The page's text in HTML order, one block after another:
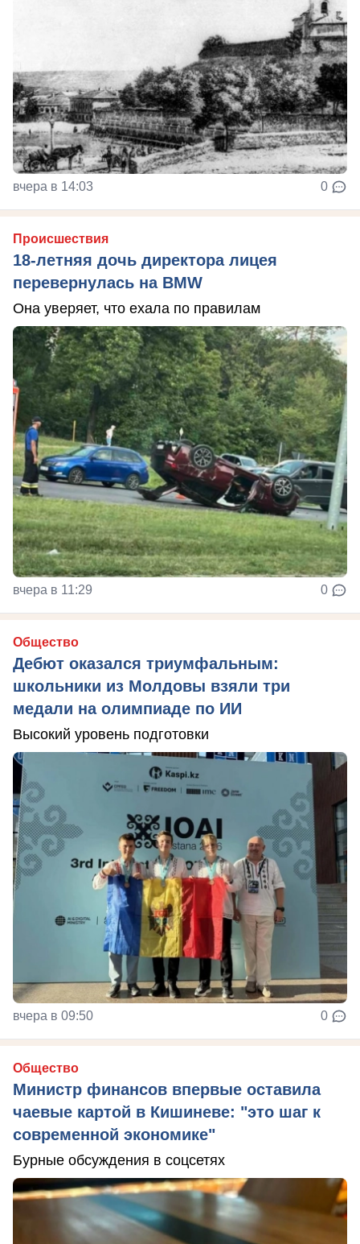
вчера в 14:03 0
Происшествия
18-летняя дочь директора лицея
перевернулась на BMW
Она уверяет, что ехала по правилам
вчера в 11:29 0
Общество
Дебют оказался триумфальным:
школьники из Молдовы взяли три
медали на олимпиаде по ИИ
Высокий уровень подготовки
вчера в 09:50 0
Общество
Министр финансов впервые оставила
чаевые картой в Кишиневе: "это шаг к
современной экономике"
Бурные обсуждения в соцсетях